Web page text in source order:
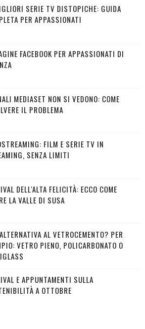
SERIE TV DISTOPICHE: GUIDA
PER APPASSIONATI
FACEBOOK PER APPASSIONATI DI
MEDIASET NON SI VEDONO: COME
IL PROBLEMA
FILM E SERIE TV IN
SENZA LIMITI
DELL'ALTA FELICITÀ: ECCO COME
LA VALLE DI SUSA
AL VETROCEMENTO? PER
VETRO PIENO, POLICARBONATO O
E APPUNTAMENTI SULLA
A OTTOBRE